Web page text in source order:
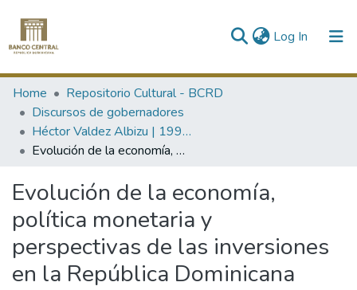
Log In (current)
Communities & Collections
All of DSpace
Statistics
Home
Repositorio Cultural - BCRD
Discursos de gobernadores
Héctor Valdez Albizu | 1994-2000 / 2004-
Evolución de la economía, política monetaria y perspectivas de las inversiones en la República Dominicana
Evolución de la economía,
política monetaria y
perspectivas de las inversiones
en la República Dominicana